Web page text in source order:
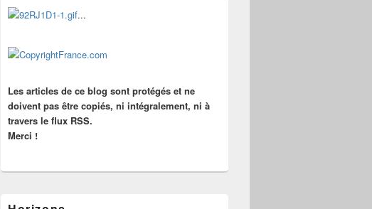
widget
pour
barre
latérale
...
Les articles de ce blog sont protégés et ne
doivent pas être copiés, ni intégralement, ni à
travers le flux RSS.
Merci !